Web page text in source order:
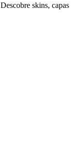
skins, capas